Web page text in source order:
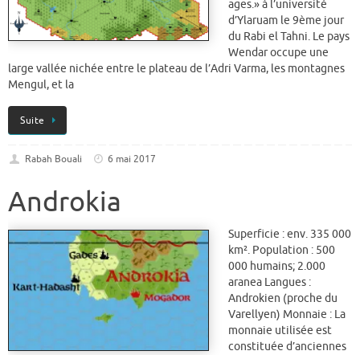
ages.» à l’université
d’Ylaruam le 9ème jour
du Rabi el Tahni. Le pays
Wendar occupe une
large vallée nichée entre le plateau de l’Adri Varma, les montagnes
Mengul, et la
Suite
Rabah Bouali 6 mai 2017
Androkia
Superficie : env. 335 000
km². Population : 500
000 humains; 2.000
aranea Langues :
Androkien (proche du
Varellyen) Monnaie : La
monnaie utilisée est
constituée d’anciennes